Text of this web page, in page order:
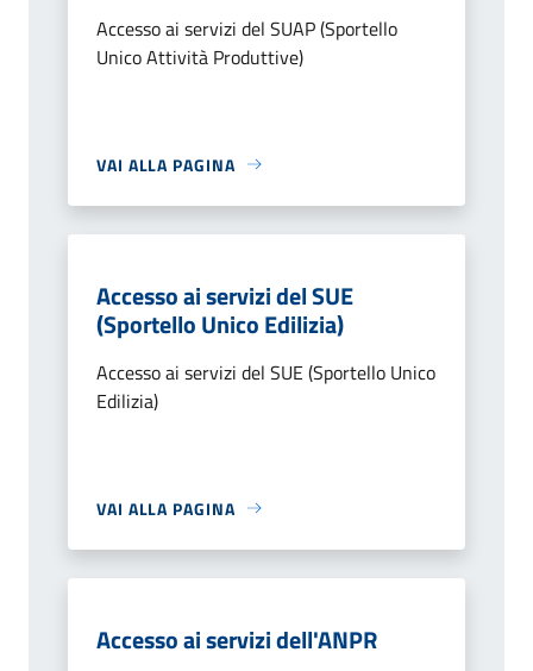
Accesso ai servizi del SUAP (Sportello
Unico Attività Produttive)
VAI ALLA PAGINA
Accesso ai servizi del SUE
(Sportello Unico Edilizia)
Accesso ai servizi del SUE (Sportello Unico
Edilizia)
VAI ALLA PAGINA
Accesso ai servizi dell'ANPR